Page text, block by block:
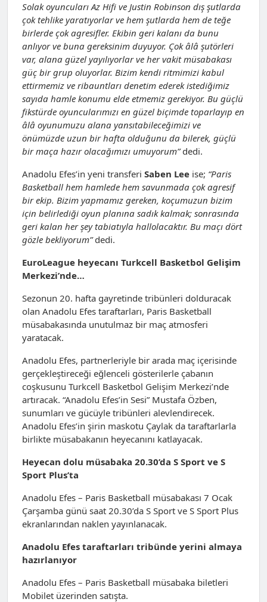
Solak oyuncuları Az Hifi ve Justin Robinson dış şutlarda
çok tehlike yaratıyorlar ve hem şutlarda hem de teğe
birlerde çok agresifler. Ekibin geri kalanı da bunu
anlıyor ve buna gereksinim duyuyor. Çok âlâ şutörleri
var, alana güzel yayılıyorlar ve her vakit müsabakası
güç bir grup oluyorlar. Bizim kendi ritmimizi kabul
ettirmemiz ve ribauntları denetim ederek istediğimiz
sayıda hamle konumu elde etmemiz gerekiyor. Bu güçlü
fikstürde oyuncularımızı en güzel biçimde toparlayıp en
âlâ oyunumuzu alana yansıtabileceğimizi ve
önümüzde uzun bir hafta olduğunu da bilerek, güçlü
bir maça hazır olacağımızı umuyorum”dedi.
Anadolu Efes’in yeni transferi Saben Lee ise; “Paris
Basketball hem hamlede hem savunmada çok agresif
bir ekip. Bizim yapmamız gereken, koçumuzun bizim
için belirlediği oyun planına sadık kalmak; sonrasında
geri kalan her şey tabiatıyla hallolacaktır. Bu maçı dört
gözle bekliyorum”dedi.
EuroLeague heyecanı Turkcell Basketbol Gelişim
Merkezi’nde…
Sezonun 20. hafta gayretinde tribünleri dolduracak
olan Anadolu Efes taraftarları, Paris Basketball
müsabakasında unutulmaz bir maç atmosferi
yaratacak.
Anadolu Efes, partnerleriyle bir arada maç içerisinde
gerçekleştireceği eğlenceli gösterilerle çabanın
coşkusunu Turkcell Basketbol Gelişim Merkezi’nde
artıracak. “Anadolu Efes’in Sesi” Mustafa Özben,
sunumları ve gücüyle tribünleri alevlendirecek.
Anadolu Efes’in şirin maskotu Çaylak da taraftarlarla
birlikte müsabakanın heyecanını katlayacak.
Heyecan dolu müsabaka 20.30’da S Sport ve S
Sport Plus’ta
Anadolu Efes – Paris Basketball müsabakası 7 Ocak
Çarşamba günü saat 20.30’da S Sport ve S Sport Plus
ekranlarından naklen yayınlanacak.
Anadolu Efes taraftarları tribünde yerini almaya
hazırlanıyor
Anadolu Efes – Paris Basketball müsabaka biletleri
Mobilet üzerinden satışta.